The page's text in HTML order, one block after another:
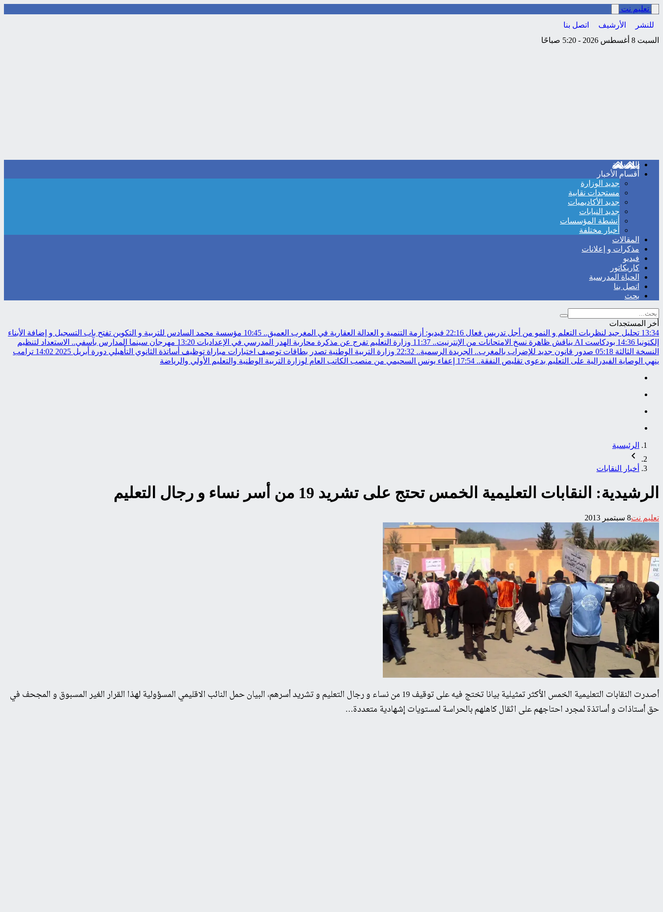
تعليم نت
للنشر
الأرشيف
اتصل بنا
السبت 8 أغسطس 2026 - 5:20 صباحًا
الرئيسية
أقسام الأخبار
جديد الوزارة
مستجدات نقابية
جديد الأكاديميات
جديد النيابات
أنشطة المؤسسات
أخبار مختلفة
المقالات
مذكرات و إعلانات
فيديو
كاريكاتور
الحياة المدرسية
اتصل بنا
بحث
أخر المستجدات
13:34 تحليل جيد لنظريات التعلم و النمو من أجل تدريس فعال 22:16 فيديو: أزمة التنمية و العدالة العقارية في المغرب العميق.. 10:45 مؤسسة محمد السادس للتربية و التكوين تفتح باب التسجيل و إضافة الأبناء
إلكتونيا 14:36 بودكاست AI يناقش ظاهرة نسخ الامتحانات من الإنترنيت.. 11:37 وزارة التعليم تفرج عن مذكرة محاربة الهدر المدرسي في الإعداديات 13:20 مهرجان سينما المدارس بآسفي.. الاستعداد لتنظيم
النسخة الثالثة 05:18 صدور قانون جديد للإضراب بالمغرب.. الجريدة الرسمية.. 22:32 وزارة التربية الوطنية تصدر بطاقات توصيف اختبارات مباراة توظيف أساتذة الثانوي التأهيلي دورة أبريل 2025 14:02 ترامب
ينهي الوصاية الفيدرالية على التعليم بدعوى تقليص النفقة.. 17:54 إعفاء يونس السحيمي من منصب الكاتب العام لوزارة التربية الوطنية والتعليم الأولي والرياضة
الرئيسية
أخبار النقابات
الرشيدية: النقابات التعليمية الخمس تحتج على تشريد 19 من أسر نساء و رجال التعليم
تعليم نت8 سبتمبر 2013
أصدرت النقابات التعليمية الخمس الأكثر تمثيلية بيانا تختج فيه على توقيف 19 من نساء و رجال التعليم و تشريد أسرهم، البيان حمل النائب الاقليمي المسؤولية لهذا القرار الغير المسبوق و المجحف في
حق أستاذات و أساتذة لمجرد احتاجهم على اثقال كاهلهم بالحراسة لمستويات إشهادية متعددة…